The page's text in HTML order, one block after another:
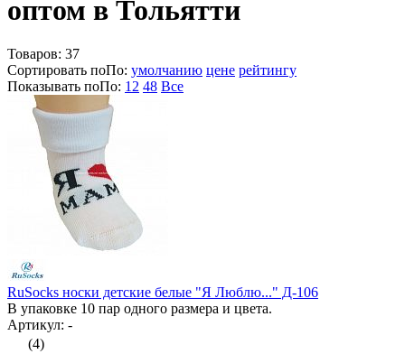
оптом в Тольятти
Товаров: 37
Сортировать поПо: умолчанию цене рейтингу
Показывать поПо: 12 48 Все
RuSocks носки детские белые "Я Люблю..." Д-106
В упаковке 10 пар одного размера и цвета.
Артикул: -
(4)